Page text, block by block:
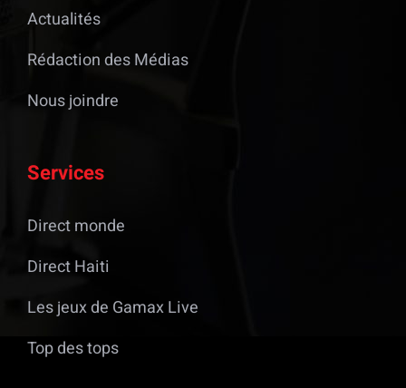
Actualités
Rédaction des Médias
Nous joindre
Services
Direct monde
Direct Haiti
Les jeux de Gamax Live
Top des tops